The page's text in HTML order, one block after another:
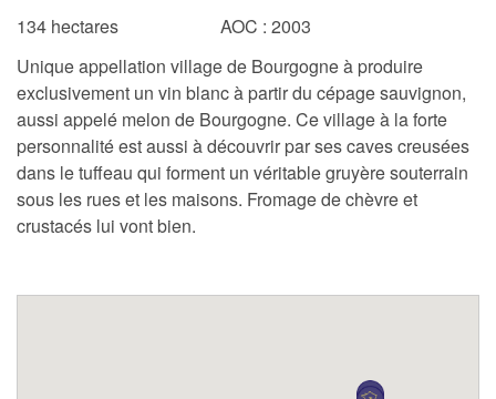
134 hectares AOC : 2003
Unique appellation village de Bourgogne à produire
exclusivement un vin blanc à partir du cépage sauvignon,
aussi appelé melon de Bourgogne. Ce village à la forte
personnalité est aussi à découvrir par ses caves creusées
dans le tuffeau qui forment un véritable gruyère souterrain
sous les rues et les maisons. Fromage de chèvre et
crustacés lui vont bien.